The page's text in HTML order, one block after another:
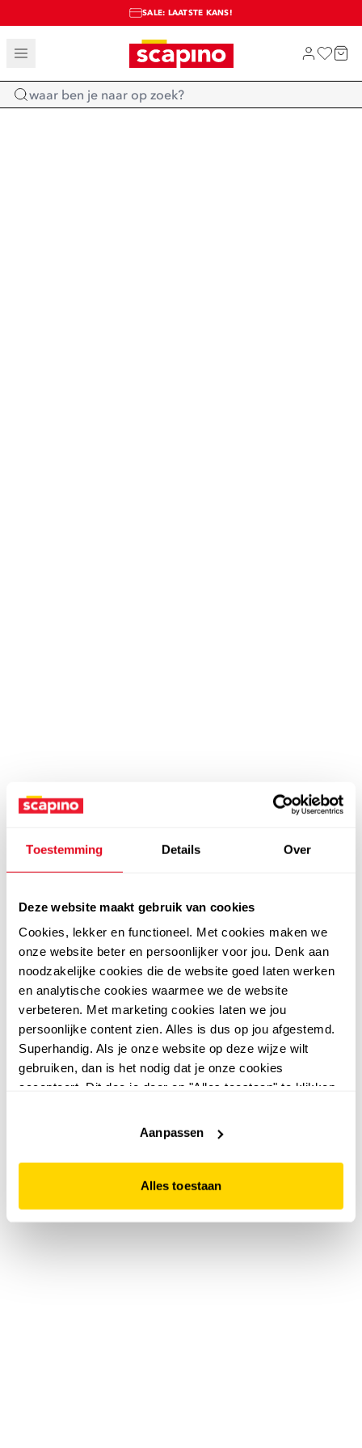
Toestemming Details Over
Deze website maakt gebruik van cookies
Cookies, lekker en functioneel. Met cookies maken we
onze website beter en persoonlijker voor jou. Denk aan
noodzakelijke cookies die de website goed laten werken
en analytische cookies waarmee we de website
verbeteren. Met marketing cookies laten we jou
persoonlijke content zien. Alles is dus op jou afgestemd.
Superhandig. Als je onze website op deze wijze wilt
gebruiken, dan is het nodig dat je onze cookies
accepteert. Dit doe je door op "Alles toestaan" te klikken.
website niet optimaal functioneert.
Aanpassen
Alles toestaan
TOT 70% KORTING OP SALE
SALE: LAATSTE KANS!
SHOP NIEUW
Home